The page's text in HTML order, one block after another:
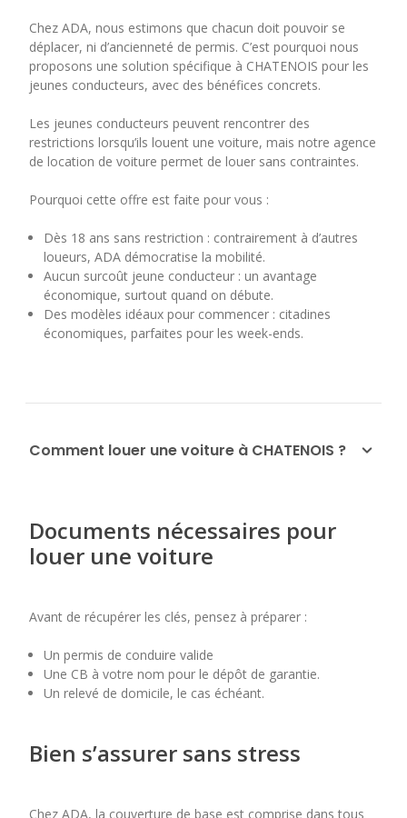
Chez ADA, nous estimons que chacun doit pouvoir se
déplacer, ni d’ancienneté de permis. C’est pourquoi nous
proposons une solution spécifique à CHATENOIS pour les
jeunes conducteurs, avec des bénéfices concrets.
Les jeunes conducteurs peuvent rencontrer des
restrictions lorsqu’ils louent une voiture, mais notre agence
de location de voiture permet de louer sans contraintes.
Pourquoi cette offre est faite pour vous :
Dès 18 ans sans restriction : contrairement à d’autres
loueurs, ADA démocratise la mobilité.
Aucun surcoût jeune conducteur : un avantage
économique, surtout quand on débute.
Des modèles idéaux pour commencer : citadines
économiques, parfaites pour les week-ends.
Comment louer une voiture à CHATENOIS ?
Documents nécessaires pour
louer une voiture
Avant de récupérer les clés, pensez à préparer :
Un permis de conduire valide
Une CB à votre nom pour le dépôt de garantie.
Un relevé de domicile, le cas échéant.
Bien s’assurer sans stress
Chez ADA, la couverture de base est comprise dans tous